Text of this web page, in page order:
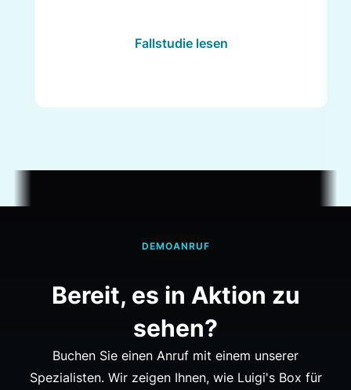
Fallstudie lesen
DEMOANRUF
Bereit, es in Aktion zu
sehen?
Buchen Sie einen Anruf mit einem unserer
Spezialisten. Wir zeigen Ihnen, wie Luigi's Box für